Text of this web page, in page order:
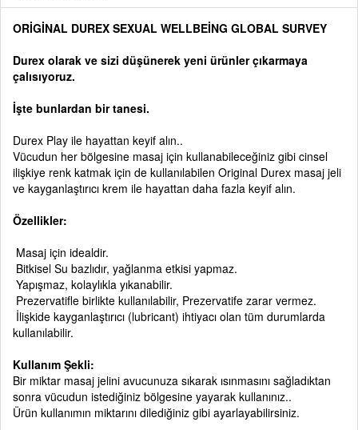
ORİGİNAL DUREX SEXUAL WELLBEİNG GLOBAL SURVEY
Durex olarak ve sizi düşünerek yeni ürünler çıkarmaya
çalısıyoruz.
İşte bunlardan bir tanesi.
Durex Play ile hayattan keyif alın..
Vücudun her bölgesine masaj için kullanabileceğiniz gibi cinsel
ilişkiye renk katmak için de kullanılabilen Original Durex masaj jeli
ve kayganlaştırıcı krem ile hayattan daha fazla keyif alın.
Özellikler:
Masaj için idealdir.
Bitkisel Su bazlıdır, yağlanma etkisi yapmaz.
Yapışmaz, kolaylıkla yıkanabilir.
Prezervatifle birlikte kullanılabilir, Prezervatife zarar vermez.
İlişkide kayganlaştırıcı (lubricant) ihtiyacı olan tüm durumlarda
kullanılabilir.
Kullanım Şekli:
Bir miktar masaj jelini avucunuza sıkarak ısınmasını sağladıktan
sonra vücudun istediğiniz bölgesine yayarak kullanınız..
Ürün kullanımın miktarını dilediğiniz gibi ayarlayabilirsiniz.